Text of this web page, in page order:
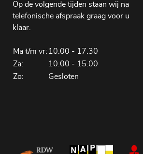
Op de volgende tijden staan wij na
telefonische afspraak graag voor u
klaar.
Ma t/m vr: 10.00 - 17.30
Za:
10.00 - 15.00
Zo:
Gesloten